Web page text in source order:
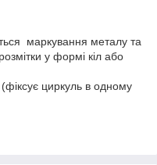
маркування металу та
у формі кіл або
(фіксує циркуль в одному